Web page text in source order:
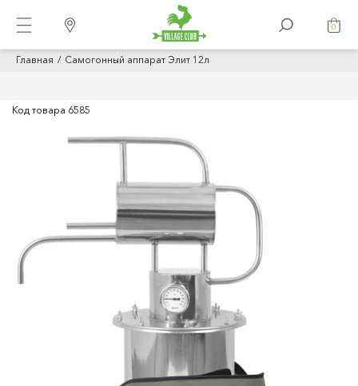
0
Главная Самогонный аппарат Элит 12л
Код товара 6585